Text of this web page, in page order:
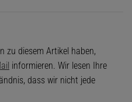
zu diesem Artikel haben,
informieren. Wir lesen Ihre
dass wir nicht jede